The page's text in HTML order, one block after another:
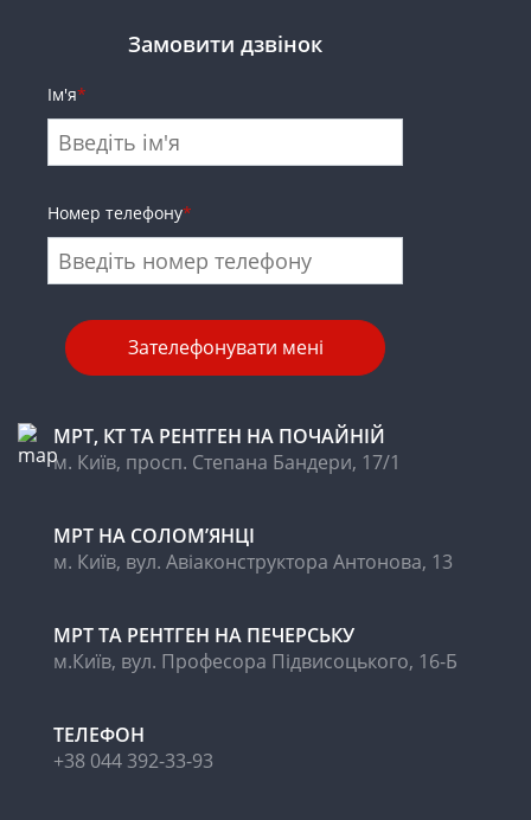
Замовити дзвінок
Ім'я*
Номер телефону*
МРТ, КТ ТА РЕНТГЕН НА ПОЧАЙНІЙ
м. Київ, просп. Степана Бандери, 17/1
МРТ НА CОЛОМ’ЯНЦІ
м. Київ, вул. Авіаконструктора Антонова, 13
МРТ ТА РЕНТГЕН НА ПЕЧЕРСЬКУ
м.Київ, вул. Професора Підвисоцького, 16-Б
ТЕЛЕФОН
+38 044 392-33-93